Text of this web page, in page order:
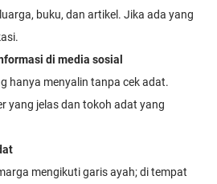
buku, dan artikel. Jika ada yang
di media sosial
hanya menyalin tanpa cek adat.
yang jelas dan tokoh adat yang
mengikuti garis ayah; di tempat